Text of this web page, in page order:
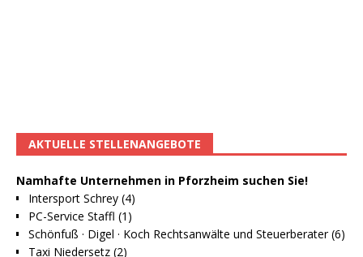
AKTUELLE STELLENANGEBOTE
Namhafte Unternehmen in Pforzheim suchen Sie!
Intersport Schrey (4)
PC-Service Staffl (1)
Schönfuß · Digel · Koch Rechtsanwälte und Steuerberater (6)
Taxi Niedersetz (2)